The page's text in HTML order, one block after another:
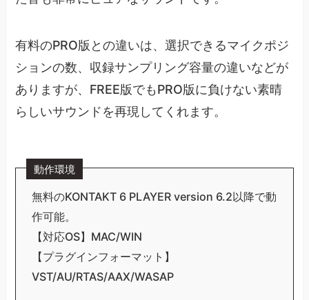
有料のPRO版との違いは、選択できるマイクポジ
ションの数、収録サンプリング容量の違いなどが
ありますが、FREE版でもPRO版に負けない素晴
らしいサウンドを再現してくれます。
動作環境
無料のKONTAKT 6 PLAYER version 6.2以降で動
作可能。
【対応OS】MAC/WIN
【プラグインフォーマット】
VST/AU/RTAS/AAX/WASAP